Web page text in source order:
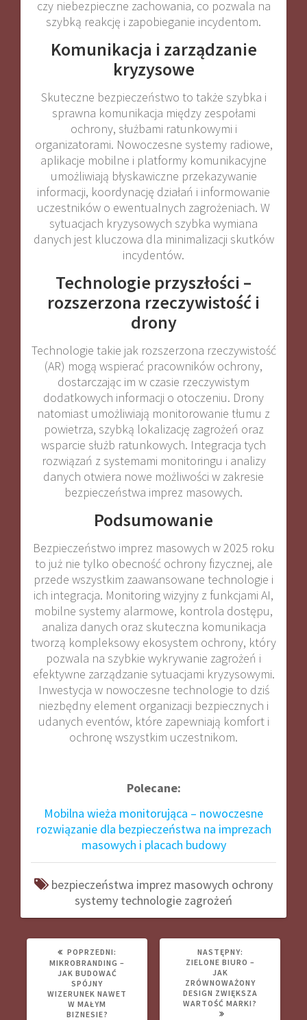
czy niebezpieczne zachowania, co pozwala na
szybką reakcję i zapobieganie incydentom.
Komunikacja i zarządzanie
kryzysowe
Skuteczne bezpieczeństwo to także szybka i
sprawna komunikacja między zespołami
ochrony, służbami ratunkowymi i
organizatorami. Nowoczesne systemy radiowe,
aplikacje mobilne i platformy komunikacyjne
umożliwiają błyskawiczne przekazywanie
informacji, koordynację działań i informowanie
uczestników o ewentualnych zagrożeniach. W
sytuacjach kryzysowych szybka wymiana
danych jest kluczowa dla minimalizacji skutków
incydentów.
Technologie przyszłości –
rozszerzona rzeczywistość i
drony
Technologie takie jak rozszerzona rzeczywistość
(AR) mogą wspierać pracowników ochrony,
dostarczając im w czasie rzeczywistym
dodatkowych informacji o otoczeniu. Drony
natomiast umożliwiają monitorowanie tłumu z
powietrza, szybką lokalizację zagrożeń oraz
wsparcie służb ratunkowych. Integracja tych
rozwiązań z systemami monitoringu i analizy
danych otwiera nowe możliwości w zakresie
bezpieczeństwa imprez masowych.
Podsumowanie
Bezpieczeństwo imprez masowych w 2025 roku
to już nie tylko obecność ochrony fizycznej, ale
przede wszystkim zaawansowane technologie i
ich integracja. Monitoring wizyjny z funkcjami AI,
mobilne systemy alarmowe, kontrola dostępu,
analiza danych oraz skuteczna komunikacja
tworzą kompleksowy ekosystem ochrony, który
pozwala na szybkie wykrywanie zagrożeń i
efektywne zarządzanie sytuacjami kryzysowymi.
Inwestycja w nowoczesne technologie to dziś
niezbędny element organizacji bezpiecznych i
udanych eventów, które zapewniają komfort i
ochronę wszystkim uczestnikom.
Polecane:
Mobilna wieża monitorująca – nowoczesne
rozwiązanie dla bezpieczeństwa na imprezach
masowych i placach budowy
bezpieczeństwa imprez masowych ochrony
systemy technologie zagrożeń
POPRZEDNI:
WPIS:
MIKROBRANDING –
JAK BUDOWAĆ
SPÓJNY
WIZERUNEK NAWET
W MAŁYM
BIZNESIE?
NASTĘPNY:
WPIS:
ZIELONE BIURO –
JAK
ZRÓWNOWAŻONY
DESIGN ZWIĘKSZA
WARTOŚĆ MARKI?